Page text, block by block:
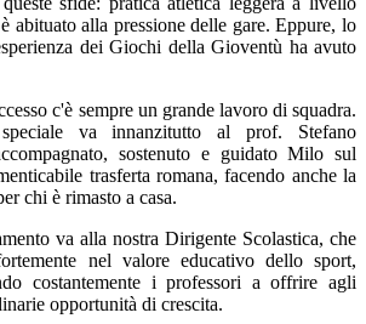
abituato alla pressione delle gare. Eppure, lo
dei Giochi della Gioventù ha avuto
c'è sempre un grande lavoro di squadra.
va innanzitutto al prof. Stefano
sostenuto e guidato Milo sul
trasferta romana, facendo anche la
chi è rimasto a casa.
va alla nostra Dirigente Scolastica, che
nel valore educativo dello sport,
costantemente i professori a offrire agli
opportunità di crescita.